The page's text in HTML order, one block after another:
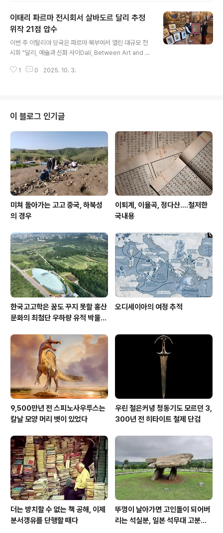
배에서 내려 과학계를 영원히 바꿀 여정을 시작했다. 노트
패트notepad와 쌍안경으로 무장한 구달은 자신이 관찰
하도록 파견된 침팬지(Pan troglodytes)에게서 멀리 떨
어진 곳에 자리를 잡고 점차 침팬지들의 신뢰를 쌓기 위해
노력했다.이러한 인내심 덕분에 침팬지들은 "습관화"할ha
bituate 시간을 얻을 수 있었다. "습관화"란 야생 동물..
이태리 파르마 전시회서 살바도르 달리 추정
위작 21점 압수
이번 주 이탈리아 당국은 파르마 북부에서 열린 대규모 전
시회 "달리, 예술과 신화 사이Dalí, Between Art and M
압수했다. 80점의 드로잉, 판화, 태피스트리tapestries
페인 전문가들이 해당 작품들이 진품이 아닐 가능성이 있
다는 데 동의하자 로마 법원은 압수 명령을 내렸다. 카라비
니에리 TPC 로마 지부 사령관 디에고 폴리오Diego Poli
o는 가디언지에 이탈리아 당국이 1월 정기 점검 이후 해당
작품들이 위조품일 가능성을 처음 의심했다고 밝혔다...
1 0 2025. 10. 3.
이 블로그 인기글
미쳐 돌아가는 고고 중국, 하북성
의 경우
이퇴계, 이율곡, 정다산....철저한
국내용
한국고고학은 꿈도 꾸지 못할 홍산
문화의 최첨단 우하량 유적 박물관
오디세이아의 여정 추적
9,500만년 전 스피노사우루스는
칼날 모양 머리 볏이 있었다
우린 철은커녕 청동기도 모르던 3,
300년 전 히타이트 철제 단검
더는 방치할 수 없는 책 공해, 이제
분서갱유를 단행할 때다
뚜껑이 날아가면 고인돌이 되어버
리는 석실분, 일본 석무대 고분의